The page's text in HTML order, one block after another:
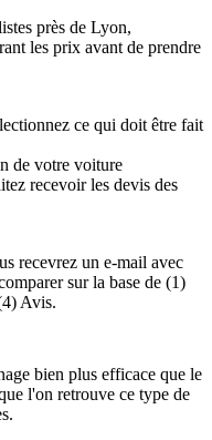
près de Lyon,
les prix avant de prendre
ce qui doit être fait
de votre voiture
recevoir les devis des
recevrez un e-mail avec
sur la base de (1)
Avis.
bien plus efficace que le
l'on retrouve ce type de